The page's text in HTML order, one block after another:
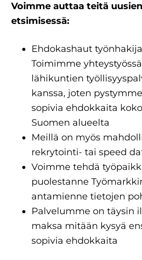
Voimme auttaa teitä
etsimisessä:
Ehdokashaut
Toimimme
lähikuntien
kanssa, joten
sopivia ehdokkaita
Suomen alueelta
Meillä on myös
rekrytointi- tai speed
Voimme tehdä
puolestanne
antamienne tietojen
Palvelumme on täysin
maksa mitään kysyä
sopivia ehdokkaita